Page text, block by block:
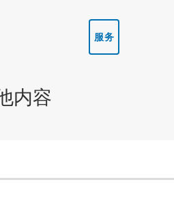
服务
内容